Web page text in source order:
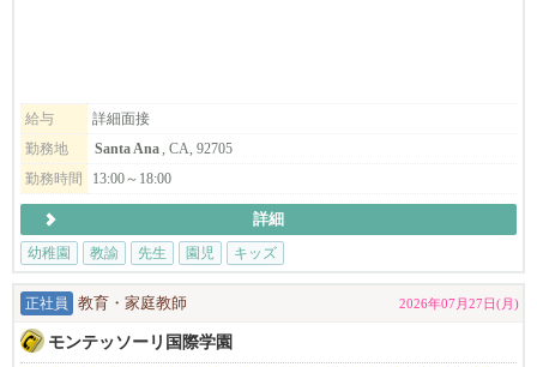
立夏幼稚園の教育理念に賛同して頂ける方、ぜひお問い合わせ下
ホームページ https://riccapreschool.com/
イスタグラム @ricca_preschool
給与
詳細面接
勤務地
Santa Ana , CA, 92705
勤務時間
13:00～18:00
詳細
幼稚園
教諭 先生 園児 キッズ
正社員 教育・家庭教師 2026年07月27日(月)
モンテッソーリ国際学園